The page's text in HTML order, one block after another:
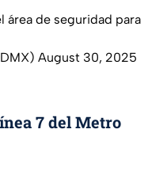
área de seguridad para
August 30, 2025
7 del Metro